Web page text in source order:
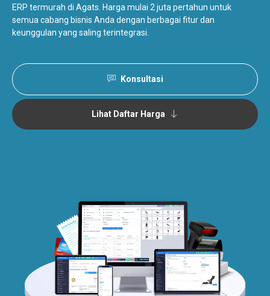
ERP termurah di Agats. Harga mulai 2 juta pertahun untuk
semua cabang bisnis Anda dengan berbagai fitur dan
keunggulan yang saling terintegrasi.
Konsultasi
Lihat Daftar Harga